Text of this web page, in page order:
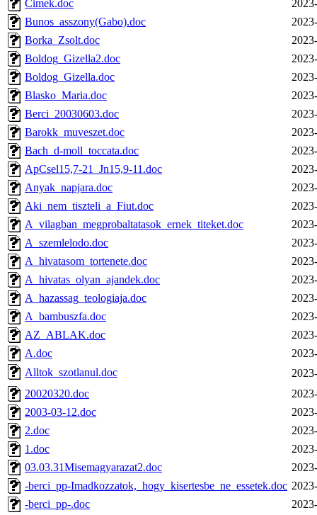
Cimek.doc
Bunos_asszony(Gabo).doc
Borka_Zsolt.doc
Boldog_Gizella2.doc
Boldog_Gizella.doc
Blasko_Maria.doc
Berci_20030603.doc
Barokk_muveszet.doc
Bach_d-moll_toccata.doc
ApCsel15,7-21_Jn15,9-11.doc
Anyak_napjara.doc
Aki_nem_tiszteli_a_Fiut.doc
A_vilagban_megprobaltatasok_ernek_titeket.doc
A_szemlelodo.doc
A_hivatasom_tortenete.doc
A_hivatas_olyan_ajandek.doc
A_hazassag_teologiaja.doc
A_bambuszfa.doc
AZ_ABLAK.doc
A.doc
Alltok_szotlanul.doc
20020320.doc
2003-03-12.doc
2.doc
1.doc
03.03.31Misemagyarazat2.doc
-berci_pp-Imadkozzatok,_hogy_kisertesbe_ne_essetek.doc
-berci_pp-.doc